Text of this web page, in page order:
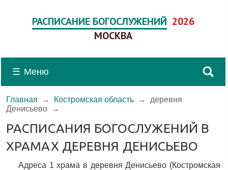
РАСПИСАНИЕ БОГОСЛУЖЕНИЙ 2026
МОСКВА
☰ Меню
Главная → Костромская область →
деревня
Денисьево →
РАСПИСАНИЯ БОГОСЛУЖЕНИЙ В
ХРАМАХ ДЕРЕВНЯ ДЕНИСЬЕВО
Адреса 1 храма в деревня Денисьево (Костромская